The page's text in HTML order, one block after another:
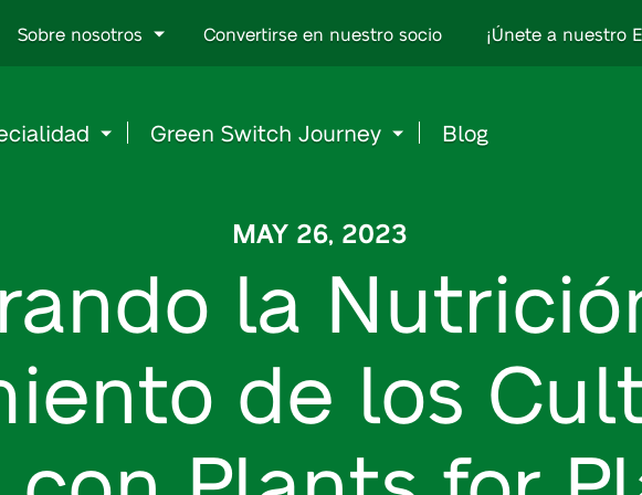
to
Sobre nosotros Convertirse en nuestro socio ¡Únete a nuestro
Green Switch Journey Blog
MAY 26, 2023
la
de los